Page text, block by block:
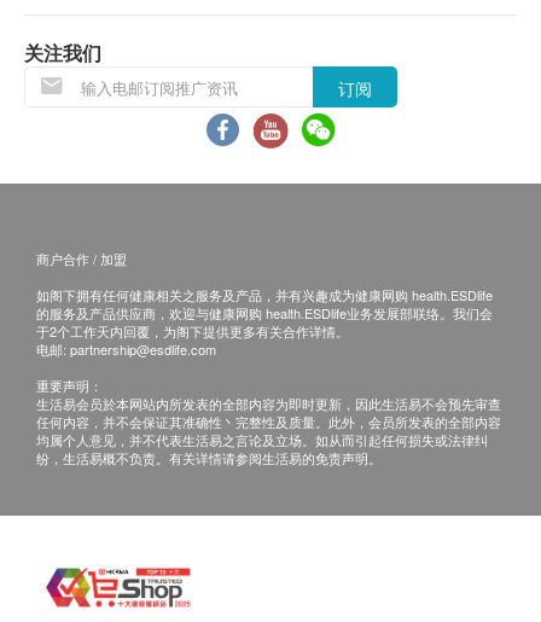
BTU 2501 NSF 矽
顺丰站点:
智能柜:请按
订单金额不足 HK$500 顾客需支付运费 HK$50。
送货时间为上午 9 时至下午 6 时。
送货服务有可能因天气、交通、地区或其他因素而
暂停或延期，送货时间将会另作安排。
如商品已到达收货地址而没有人签收，道尔顿(香
港)有限公司可再次安排送货服务，但顾客必须以
到付式支付再送货之费用。
如5个工作天后道尔顿(香港)有限公司仍未能联络
地区附加费用后，安排余额退款。
认。倘若道尔顿(香港)有限公司 未能提供阁下订单
上之任何产品或服务，道尔顿(香港)有限公司会于
A: 使用道尔顿滤水器，水中的健康矿物质含量会增
加，从而导致水的PH 值略有增加。
Q: 我怎么知道什么时候更换过滤器？
A: 平均而言，一个四人家庭每天大约使用8 升水来煮
计过滤器的寿命‧
Q: 所有道尔顿塑料都不含BPA 吗？
A: 是的，所有Doulton 和British Berkefeld 塑料都是不
含BPA 的食品级聚丙烯。
我们还会提供不锈钢系统，迎合希望避免使用塑料的
人。
A: 不，您不需要更换过滤器外壳，您只需更换塑料外
壳内的陶瓷过滤器。了解更多:
关注我们
订阅
商户合作 / 加盟
如阁下拥有任何健康相关之服务及产品，并有兴趣成为健康网购 health.ESDlife
的服务及产品供应商，欢迎与健康网购 health.ESDlife业务发展部联络。我们会
于2个工作天内回覆，为阁下提供更多有关合作详情。
电邮: partnership@esdlife.com
重要声明：
生活易会员於本网站内所发表的全部内容为即时更新，因此生活易不会预先审查
任何内容，并不会保证其准确性丶完整性及质量。此外，会员所发表的全部内容
均属个人意见，并不代表生活易之言论及立场。如从而引起任何损失或法律纠
纷，生活易概不负责。有关详情请参阅生活易的免责声明。